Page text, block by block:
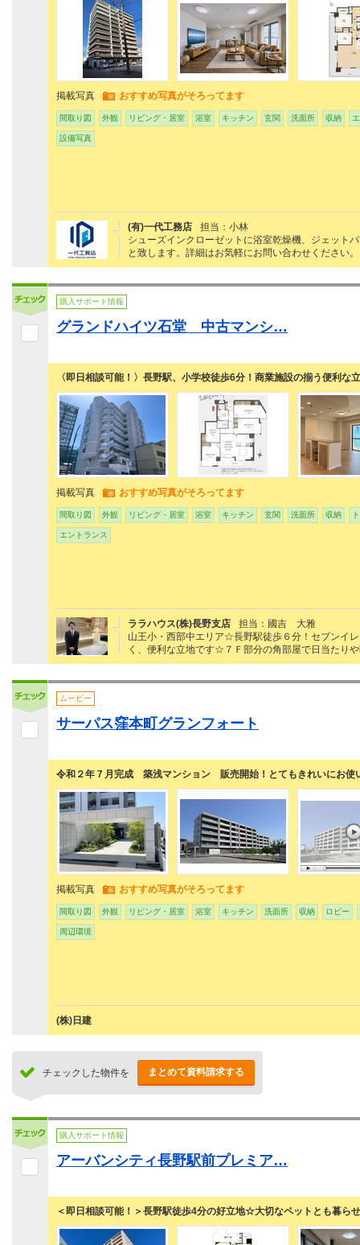
掲載写真 おすすめ写真がそろってます
間取り図 外観 リビング・居室 浴室 キッチン 玄関 洗面所 収納
設備写真
(有)一代工務店
担当：小林
シューズインクローゼットに浴室乾燥機、ジェット
と致します。詳細はお気軽にお問い合わせください。
購入サポート情報
グランドハイツ石堂 中古マンシ…
〈即日相談可能！〉長野駅、小学校徒歩6分！商業施設の揃う便利な
掲載写真 おすすめ写真がそろってます
間取り図 外観 リビング・居室 浴室 キッチン 玄関 洗面所 収納
エントランス
ララハウス(株)長野支店
担当：國吉 大雅
山王小・西部中エリア☆長野駅徒歩６分！セブンイ
く、便利な立地です☆７Ｆ部分の角部屋で日当たり
ムービー
サーパス窪本町グランフォート
令和２年７月完成 築浅マンション 販売開始！とてもきれいにお使
掲載写真 おすすめ写真がそろってます
間取り図 外観 リビング・居室 浴室 キッチン 洗面所 収納 ロビー
周辺環境
(株)日建
チェックした物件を まとめて資料請求する
購入サポート情報
アーバンシティ長野駅前プレミア…
＜即日相談可能！＞長野駅徒歩4分の好立地☆大切なペットとも暮ら